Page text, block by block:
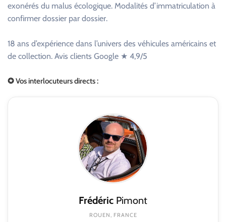
exonérés du malus écologique. Modalités d’immatriculation à
confirmer dossier par dossier.
18 ans d’expérience dans l’univers des véhicules américains et
de collection. Avis clients Google ★ 4,9/5
✪ Vos interlocuteurs directs :
Frédéric Pimont
ROUEN, FRANCE